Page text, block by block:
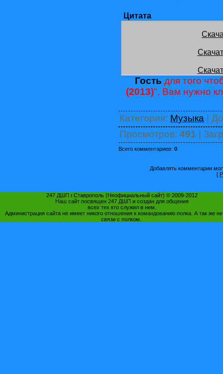
Цитата
Гость для того
(2013)", Вам нужно
Категория: Музыка |
Просмотров: 491 |
Всего комментариев: 0
Добавлять комментарии
[
247 ДШП г.Ставрополь (Неофициальный сайт) © 2009-2012
Наш сайт посвящен 247 ДШП и создан для общения
всех тех кто служил в нем.
Администрация сайта не имеет никого отношения к командованию полка. А так же
связи с полком.